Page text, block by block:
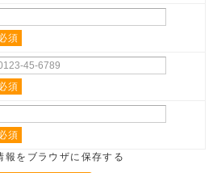
須
須
須
をブラウザに保存する